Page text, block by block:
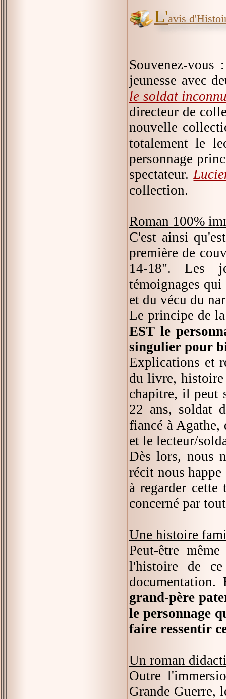
L'avis
Souvenez-
jeunesse avec
le soldat
directeur de
nouvelle
totalement le
personnage
spectateur.
collection.
Roman 100%
C'est ainsi
première de
14-18". Les
témoignages
et du vécu du
Le principe de
EST le
singulier pour
Explications et
du livre, histoire
chapitre, il peut
22 ans, soldat
fiancé à
et le lecteur/
Dès lors, nous
récit nous
à regarder
concerné par
Une histoire
Peut-être
l'histoire de
grand-père
le personnage
faire ressentir
Un roman
Outre
Grande Guerre,